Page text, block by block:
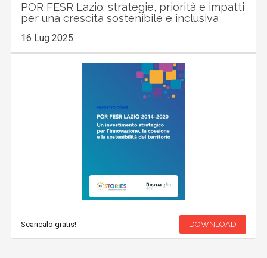
POR FESR Lazio: strategie, priorità e impatti
per una crescita sostenibile e inclusiva
16 Lug 2025
Scaricalo gratis! DOWNLOAD